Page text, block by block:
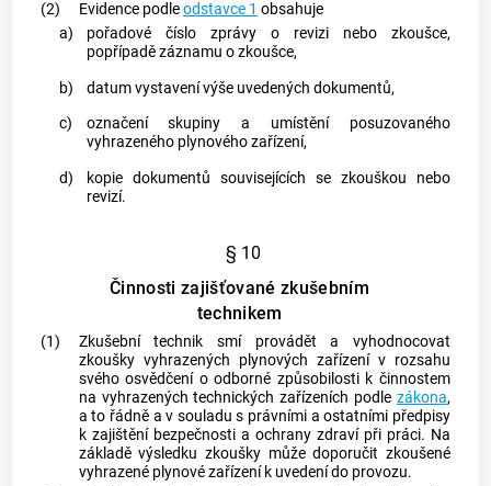
(2) Evidence podleodstavce 1 obsahuje
a)
pořadové číslo zprávy o revizinebo zkoušce,
popřípadě záznamu o zkoušce,
b)
datum vystavení výše uvedených dokumentů,
c)
označení skupiny a umístění posuzovaného
vyhrazeného plynového zařízení,
d)
kopie dokumentů souvisejících se zkouškou nebo
revizí.
§ 10
Činnosti zajišťované zkušebním
technikem
(1) Zkušební technik smí provádět a vyhodnocovat
zkoušky vyhrazených plynových zařízení v rozsahu
svého osvědčení o odborné způsobilosti k činnostem
na vyhrazených technických zařízeních podle zákona,
a to řádně a v souladu s právními a ostatními předpisy
k zajištění bezpečnosti a ochrany zdraví při práci. Na
základě výsledku zkoušky může doporučit zkoušené
vyhrazené plynové zařízení k uvedení do provozu.